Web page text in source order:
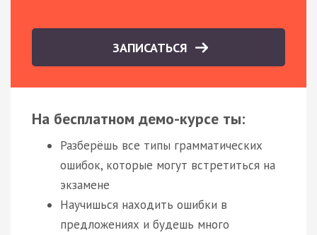
ЗАПИСАТЬСЯ
На бесплатном демо-курсе ты:
Разберёшь все типы грамматических
ошибок, которые могут встретиться на
экзамене
Научишься находить ошибки в
предложениях и будешь много